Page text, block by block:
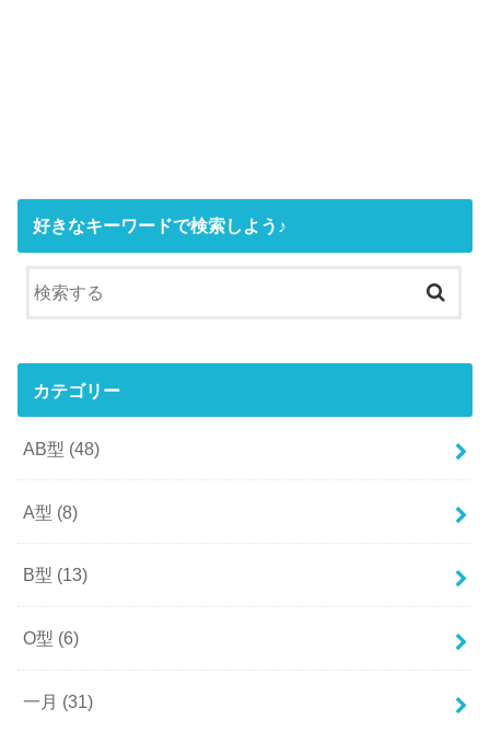
好きなキーワードで検索しよう♪
カテゴリー
AB型 (48)
A型 (8)
B型 (13)
O型 (6)
一月 (31)